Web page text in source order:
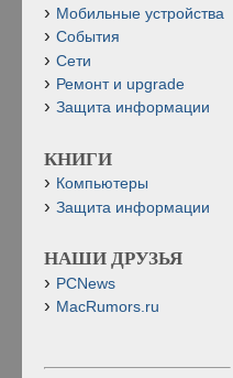
Мобильные устройства
События
Сети
Ремонт и upgrade
Защита информации
КНИГИ
Компьютеры
Защита информации
НАШИ ДРУЗЬЯ
PCNews
MacRumors.ru